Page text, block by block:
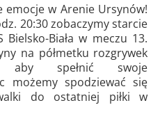
emocje w Arenie Ursynów!
20:30 zobaczymy starcie
Biała w meczu 13.
na półmetku rozgrywek
aby spełnić swoje
możemy spodziewać się
do ostatniej piłki w